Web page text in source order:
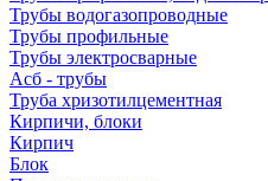
Трубы водогазопроводные
Трубы профильные
Трубы электросварные
Асб - трубы
Труба хризотилцементная
Кирпичи, блоки
Кирпич
Блок